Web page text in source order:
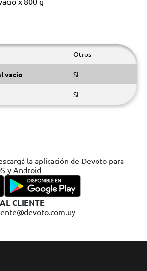
Otros
vacío SI
SI
la aplicación de Devoto para
y Android
CLIENTE